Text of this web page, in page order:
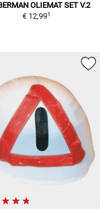
OLIEMAT SET V.2
€ 12,991